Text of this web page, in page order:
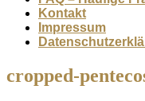
Kontakt
Impressum
cropped-